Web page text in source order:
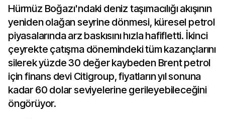
Hürmüz Boğazı'ndaki deniz taşımacılığı akışının
yeniden olağan seyrine dönmesi, küresel petrol
piyasalarında arz baskısını hızla hafifletti. İkinci
çeyrekte çatışma dönemindeki tüm kazançlarını
silerek yüzde 30 değer kaybeden Brent petrol
için finans devi Citigroup, fiyatların yıl sonuna
kadar 60 dolar seviyelerine gerileyebileceğini
öngörüyor.